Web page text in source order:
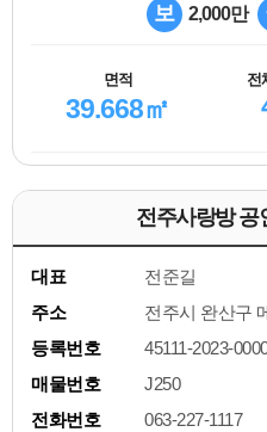
보 2,000만
면적
39.668㎡
전
전주사랑방 공
대표
전준길
주소
전주시 완산구
등록번호
45111-2023-
매물번호
J250
전화번호
063-227-1117